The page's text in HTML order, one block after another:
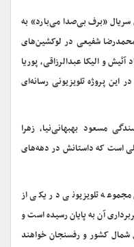
سریال «برف بی‌صدا می‌بارد» به
محمدرضا شفیعی در لوکشین‌های
و الیکا عبدالرزاقی، پوریا
پروژه تلویزیونی رسانه‌ای
مسعود بهبهانی‌نیا، زهرا
است که داستانش در دهه‌های
تلویزیونی در یکی از
۱۵ درصد از تصویربرداری آن به پایان رسیده است و
شمال کشور و رفسنجان خواهند